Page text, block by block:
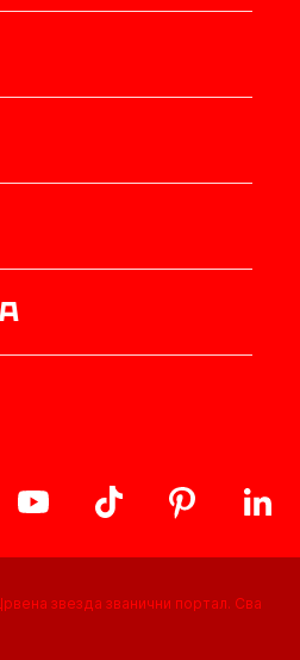
звезда званични портал. Сва